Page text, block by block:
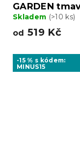
GARDEN
Skladem (>10 ks)
od 519 Kč
-15 % s kódem:
MINUS15